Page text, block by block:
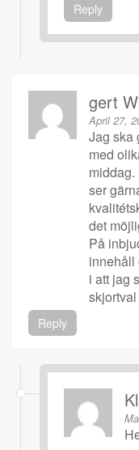
Reply
gert
April 27,
Jag ska
med
ser
det
På
innehåll
i att jag
Reply